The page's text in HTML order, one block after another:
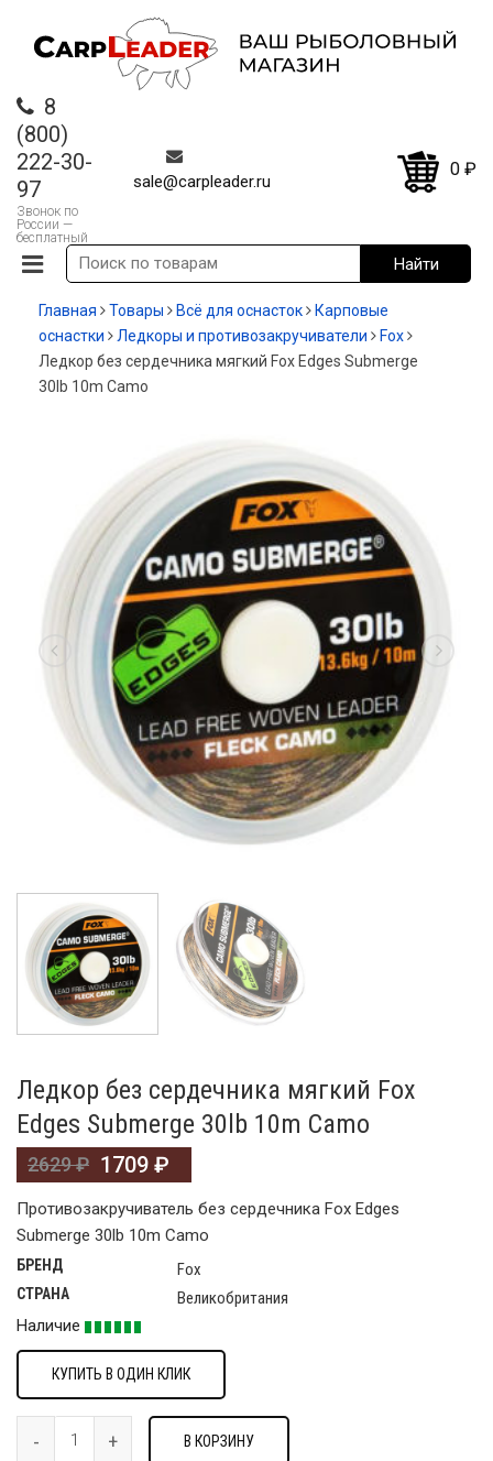
8
(800)
222-30-
97
Звонок по
России —
бесплатный
sale@carpleader.ru
0 ₽
Главная Товары Всё для оснасток
Карповые
оснастки
Ледкоры и противозакручиватели
Fox
Ледкор без сердечника мягкий Fox Edges Submerge
30lb 10m Camo
Ледкор без сердечника мягкий Fox
Edges Submerge 30lb 10m Camo
2629₽ 1709 ₽
Противозакручиватель без сердечника Fox Edges
Submerge 30lb 10m Camo
БРЕНД Fox
СТРАНА
Великобритания
Наличие
КУПИТЬ В ОДИН КЛИК
В КОРЗИНУ